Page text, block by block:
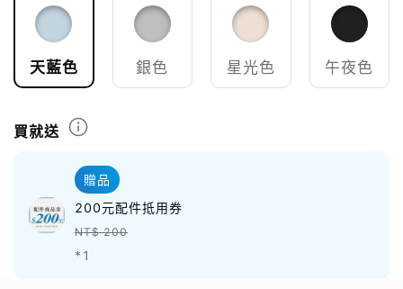
天藍色 銀色 星光色 午夜色
買就送
贈品
200元配件抵用券
NT$ 200
*1